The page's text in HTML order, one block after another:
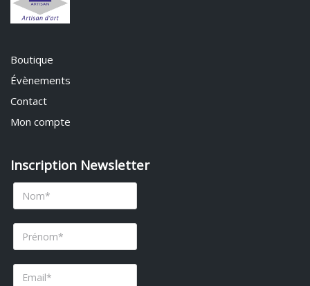
Boutique
Évènements
Contact
Mon compte
Inscription Newsletter